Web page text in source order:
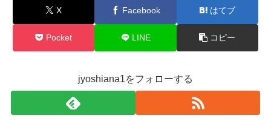
X Facebook はてブ
Pocket LINE コピー
jyoshiana1をフォローする